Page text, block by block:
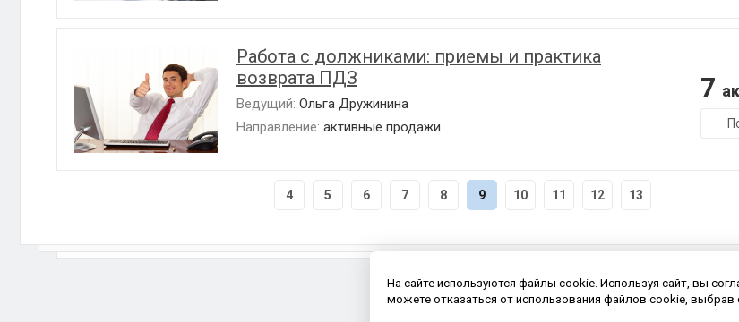
Работа с должниками: приемы и практика
возврата ПДЗ
Ведущий: Ольга Дружинина
Направление: активные продажи
7
4 5 6 7 8 9 10 11 12 13
На сайте используются файлы cookie. Используя сайт, вы
можете отказаться от использования файлов cookie, выбрав